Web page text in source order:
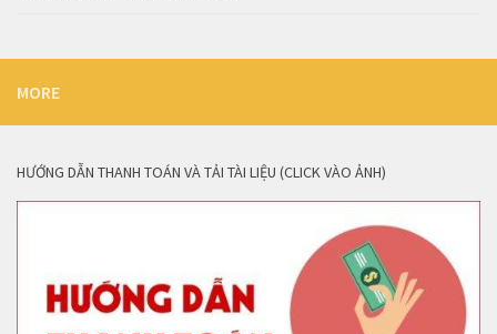
MORE
HƯỚNG DẪN THANH TOÁN VÀ TẢI TÀI LIỆU (CLICK VÀO ẢNH)